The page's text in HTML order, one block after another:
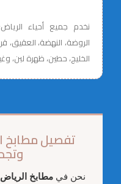
نخدم جميع أحياء الرياض:
الروضة، النهضة، العقيق،
الخليج، حطين، ظهرة لبن،
تفصيل مطابخ
نحن في مطابخ الرياض